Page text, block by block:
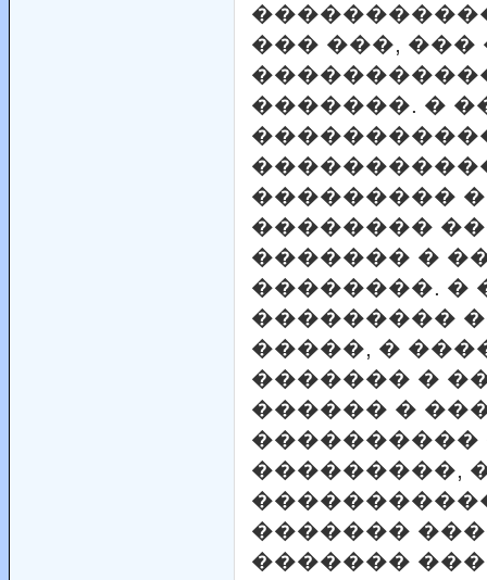
��� ���, ���
�������. �
���������
��������
������� �
��������. �
���������
�����, �
������� �
������ �
����������
���������,
�������
�������